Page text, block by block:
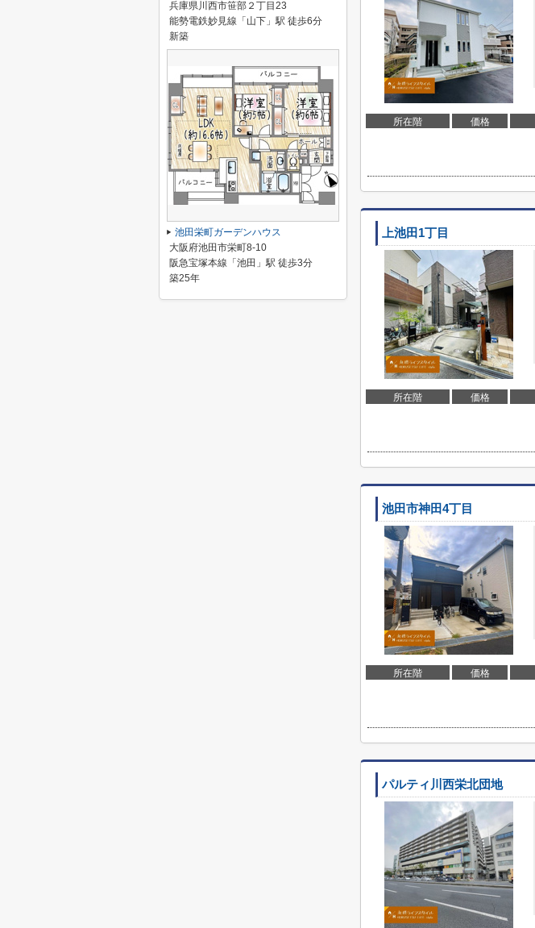
所在階 価格
上池田1丁目
所在階 価格
池田市神田4丁目
所在階 価格
パルティ川西栄北団地
兵庫県川西市笹部２丁目23
能勢電鉄妙見線「山下」駅 徒歩6分
新築
池田栄町ガーデンハウス
大阪府池田市栄町8-10
阪急宝塚本線「池田」駅 徒歩3分
築25年